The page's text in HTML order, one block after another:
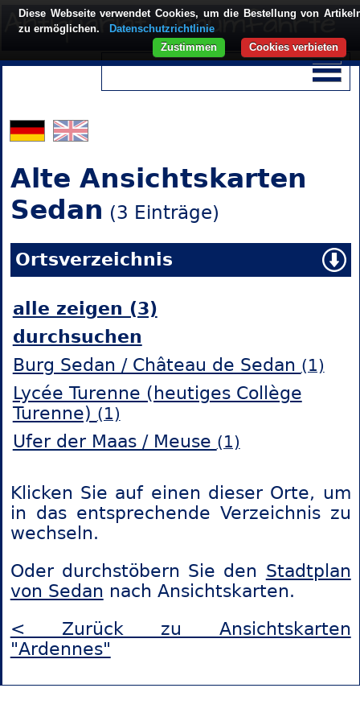
Alte Ansichtskarten
Sedan (3 Einträge)
Ortsverzeichnis
alle zeigen (3)
durchsuchen
Burg Sedan / Château de Sedan (1)
Lycée Turenne (heutiges Collège
Turenne) (1)
Ufer der Maas / Meuse (1)
Klicken Sie auf einen dieser Orte, um
in das entsprechende Verzeichnis zu
wechseln.
Oder durchstöbern Sie den Stadtplan
von Sedan nach Ansichtskarten.
< Zurück zu Ansichtskarten
"Ardennes"
Diese Webseite verwendet Cookies, um die Bestellung von
zu ermöglichen.
Datenschutzrichtlinie
Cookies verbieten
Zustimmen